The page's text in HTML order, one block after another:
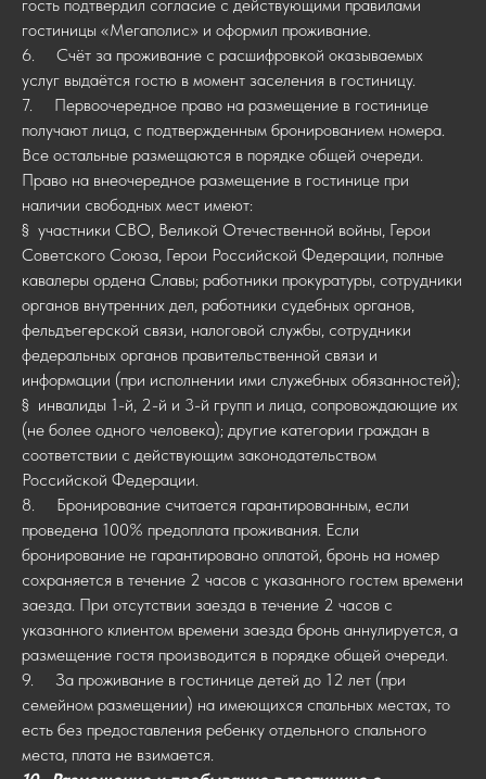
гость подтвердил согласие с действующими правилами
гостиницы «Мегаполис» и оформил проживание.
6. Счёт за проживание с расшифровкой оказываемых
услуг выдаётся гостю в момент заселения в гостиницу.
7. Первоочередное право на размещение в гостинице
получают лица, с подтвержденным бронированием номера.
Все остальные размещаются в порядке общей очереди.
Право на внеочередное размещение в гостинице при
наличии свободных мест имеют:
§ участники СВО, Великой Отечественной войны, Герои
Советского Союза, Герои Российской Федерации, полные
кавалеры ордена Славы; работники прокуратуры, сотрудники
органов внутренних дел, работники судебных органов,
фельдъегерской связи, налоговой службы, сотрудники
федеральных органов правительственной связи и
информации (при исполнении ими служебных обязанностей);
§ инвалиды 1-й, 2-й и 3-й групп и лица, сопровождающие их
(не более одного человека); другие категории граждан в
соответствии с действующим законодательством
Российской Федерации.
8. Бронирование считается гарантированным, если
проведена 100% предоплата проживания. Если
бронирование не гарантировано оплатой, бронь на номер
сохраняется в течение 2 часов с указанного гостем времени
заезда. При отсутствии заезда в течение 2 часов с
указанного клиентом времени заезда бронь аннулируется, а
размещение гостя производится в порядке общей очереди.
9. За проживание в гостинице детей до 12 лет (при
семейном размещении) на имеющихся спальных местах, то
есть без предоставления ребенку отдельного спального
места, плата не взимается.